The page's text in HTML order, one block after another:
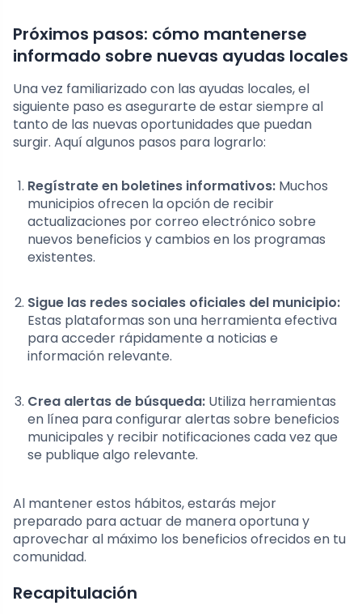
Próximos pasos: cómo mantenerse
informado sobre nuevas ayudas locales
Una vez familiarizado con las ayudas locales, el
siguiente paso es asegurarte de estar siempre al
tanto de las nuevas oportunidades que puedan
surgir. Aquí algunos pasos para lograrlo:
Regístrate en boletines informativos: Muchos
municipios ofrecen la opción de recibir
actualizaciones por correo electrónico sobre
nuevos beneficios y cambios en los programas
existentes.
Sigue las redes sociales oficiales del municipio:
Estas plataformas son una herramienta efectiva
para acceder rápidamente a noticias e
información relevante.
Crea alertas de búsqueda: Utiliza herramientas
en línea para configurar alertas sobre beneficios
municipales y recibir notificaciones cada vez que
se publique algo relevante.
Al mantener estos hábitos, estarás mejor
preparado para actuar de manera oportuna y
aprovechar al máximo los beneficios ofrecidos en tu
comunidad.
Recapitulación